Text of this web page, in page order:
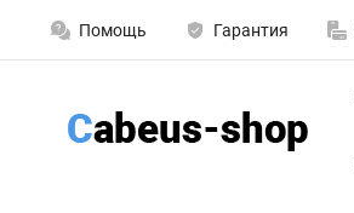
Помощь Гарантия